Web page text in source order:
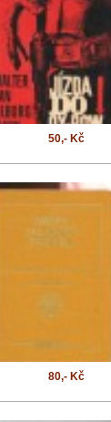
50,- Kč
80,- Kč